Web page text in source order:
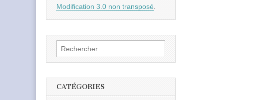
Modification 3.0 non transposé.
Rechercher :
CATÉGORIES